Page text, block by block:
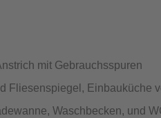
mit Gebrauchsspuren
Fliesenspiegel, Einbauküche
Waschbecken, und